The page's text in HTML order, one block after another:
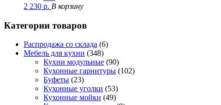
2 230 р. В корзину
Категории товаров
Распродажа со склада (6)
Мебель для кухни (348)
Кухни модульные (90)
Кухонные гарнитуры (102)
Буфеты (23)
Кухонные уголки (53)
Кухонные мойки (49)